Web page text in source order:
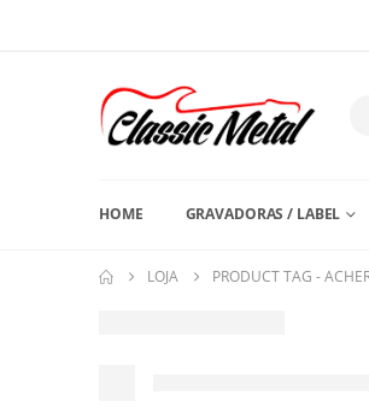
HOME GRAVADORAS / LABEL
LOJA PRODUCT TAG -